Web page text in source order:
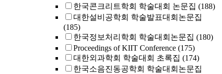
한국콘크리트학회 학술대회 논문집 (188)
대한설비공학회 학술발표대회논문집
(185)
한국정보처리학회 학술대회논문집 (180)
Proceedings of KIIT Conference (175)
대한외과학회 학술대회 초록집 (174)
한국소음진동공학회 학술대회논문집